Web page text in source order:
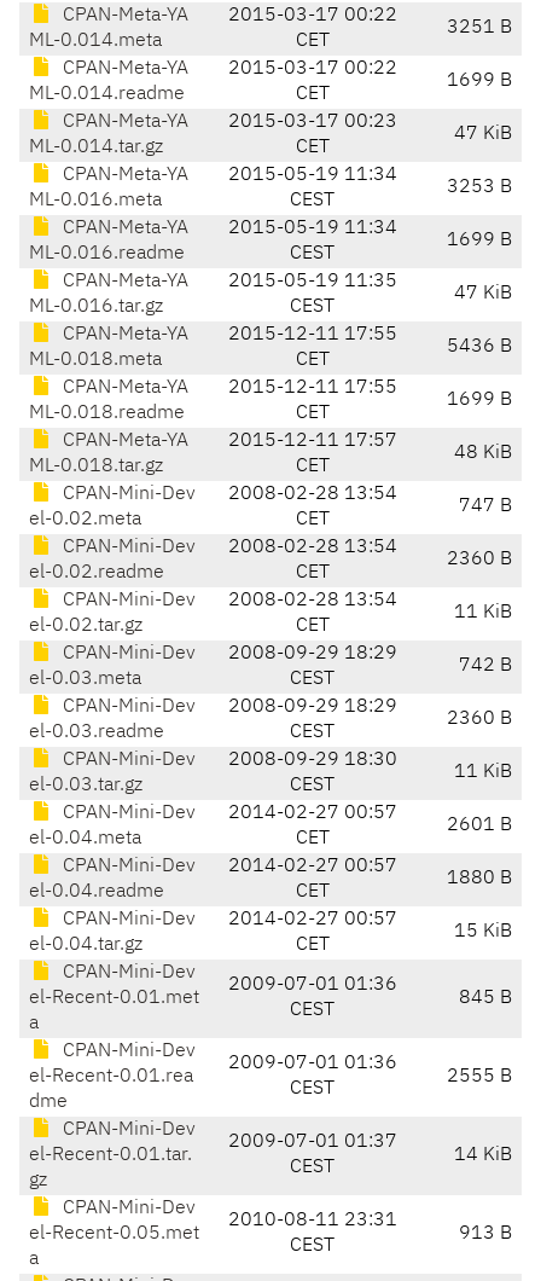
CPAN-Meta-YA
ML-0.014.meta
2015-03-17 00:22
CET
3251 B
CPAN-Meta-YA
ML-0.014.readme
2015-03-17 00:22
CET
1699 B
CPAN-Meta-YA
ML-0.014.tar.gz
2015-03-17 00:23
CET
47 KiB
CPAN-Meta-YA
ML-0.016.meta
2015-05-19 11:34
CEST
3253 B
CPAN-Meta-YA
ML-0.016.readme
2015-05-19 11:34
CEST
1699 B
CPAN-Meta-YA
ML-0.016.tar.gz
2015-05-19 11:35
CEST
47 KiB
CPAN-Meta-YA
ML-0.018.meta
2015-12-11 17:55
CET
5436 B
CPAN-Meta-YA
ML-0.018.readme
2015-12-11 17:55
CET
1699 B
CPAN-Meta-YA
ML-0.018.tar.gz
2015-12-11 17:57
CET
48 KiB
CPAN-Mini-Dev
el-0.02.meta
2008-02-28 13:54
CET
747 B
CPAN-Mini-Dev
el-0.02.readme
2008-02-28 13:54
CET
2360 B
CPAN-Mini-Dev
el-0.02.tar.gz
2008-02-28 13:54
CET
11 KiB
CPAN-Mini-Dev
el-0.03.meta
2008-09-29 18:29
CEST
742 B
CPAN-Mini-Dev
el-0.03.readme
2008-09-29 18:29
CEST
2360 B
CPAN-Mini-Dev
el-0.03.tar.gz
2008-09-29 18:30
CEST
11 KiB
CPAN-Mini-Dev
el-0.04.meta
2014-02-27 00:57
CET
2601 B
CPAN-Mini-Dev
el-0.04.readme
2014-02-27 00:57
CET
1880 B
CPAN-Mini-Dev
el-0.04.tar.gz
2014-02-27 00:57
CET
15 KiB
CPAN-Mini-Dev
el-Recent-0.01.met
a
2009-07-01 01:36
CEST
845 B
CPAN-Mini-Dev
el-Recent-0.01.rea
dme
2009-07-01 01:36
CEST
2555 B
CPAN-Mini-Dev
el-Recent-0.01.tar.
gz
2009-07-01 01:37
CEST
14 KiB
CPAN-Mini-Dev
el-Recent-0.05.met
a
2010-08-11 23:31
CEST
913 B